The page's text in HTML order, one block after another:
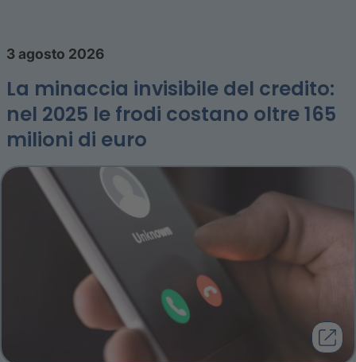
3 agosto 2026
La minaccia invisibile del credito:
nel 2025 le frodi costano oltre 165
milioni di euro